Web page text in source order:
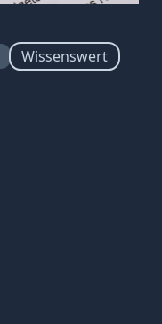
Wissenswert